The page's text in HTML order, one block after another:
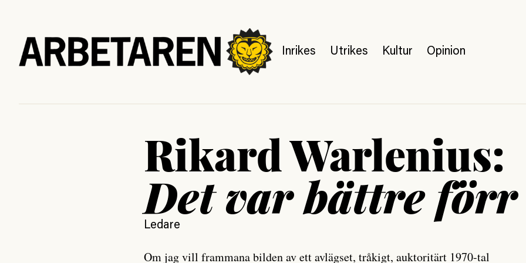
Inrikes Utrikes Kultur Opinion
Rikard Warlenius:
Det var bättre förr
Ledare
Om jag vill frammana bilden av ett avlägset, tråkigt, auktoritärt 1970-tal